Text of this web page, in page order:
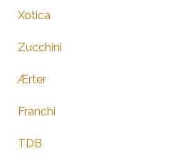
Xotica
Zucchini
Ærter
Franchi
TDB